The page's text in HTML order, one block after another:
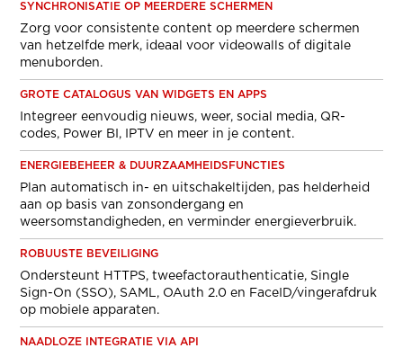
SYNCHRONISATIE OP MEERDERE SCHERMEN
Zorg voor consistente content op meerdere schermen
van hetzelfde merk, ideaal voor videowalls of digitale
menuborden.
GROTE CATALOGUS VAN WIDGETS EN APPS
Integreer eenvoudig nieuws, weer, social media, QR-
codes, Power BI, IPTV en meer in je content.
ENERGIEBEHEER & DUURZAAMHEIDSFUNCTIES
Plan automatisch in- en uitschakeltijden, pas helderheid
aan op basis van zonsondergang en
weersomstandigheden, en verminder energieverbruik.
ROBUUSTE BEVEILIGING
Ondersteunt HTTPS, tweefactorauthenticatie, Single
Sign-On (SSO), SAML, OAuth 2.0 en FaceID/vingerafdruk
op mobiele apparaten.
NAADLOZE INTEGRATIE VIA API